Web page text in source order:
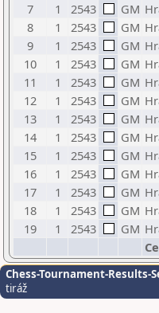
7
1 2543 GM
8
1 2543 GM
9
1 2543 GM
10
1 2543 GM
11
1 2543 GM
12
1 2543 GM
13
1 2543 GM
14
1 2543 GM
15
1 2543 GM
16
1 2543 GM
17
1 2543 GM
18
1 2543 GM
19
1 2543 GM
Chess-Tournament-Results-
tiráž